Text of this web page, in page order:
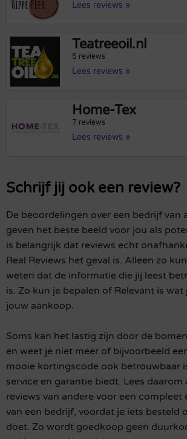
Lees reviews »
Teatreeoil.nl
5 reviews
Lees reviews »
Home-Tex
7 reviews
Lees reviews »
Schrijf jij ook een review?
De beoordelingen over een bedrijf van
geven het beste beeld voor jou als
is belangrijk dat reviews echt
Real Reviews het geval is. Alleen zo
weten dat de informatie die jij leest
is. Zo kun je bepalen of Relevant is
jouw aankoop.
Soms kan het lastig zijn door de
en weet je niet meer of bijvoorbeeld
mooie kortingscode ook betrouwbaar
service en garantie biedt. Lees daarom
reviews van andere voor een compleet
van een bedrijf, voordat je iets besteld
doet. Zo wordt goedkoop geen